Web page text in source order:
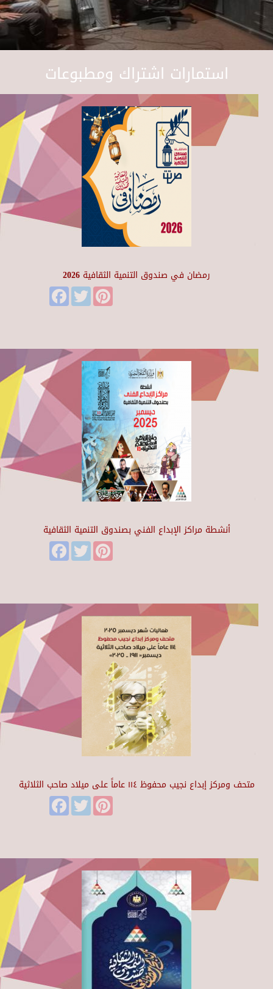
استمارات اشتراك ومطبوعات
رمضان في صندوق التنمية الثقافية 2026
FacebookTwitter
أنشطة مراكز الإبداع الفني بصندوق التنمية الثقافية
FacebookTwitter
متحف ومركز إبداع نجيب محفوظ ١١٤ عاماً على ميلاد صاحب الثلاثية
FacebookTwitter